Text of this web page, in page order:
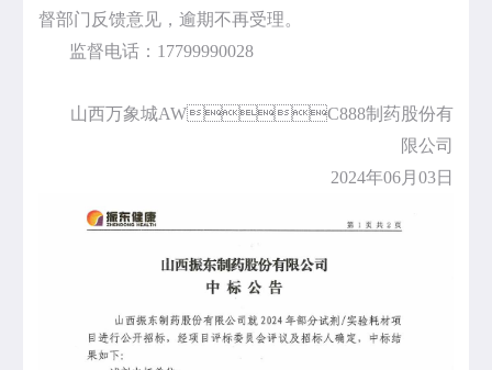
督部门反馈意见，逾期不再受理。
监督电话：17799990028
山西万象城AWC888制药股份有
限公司
2024年06月03日